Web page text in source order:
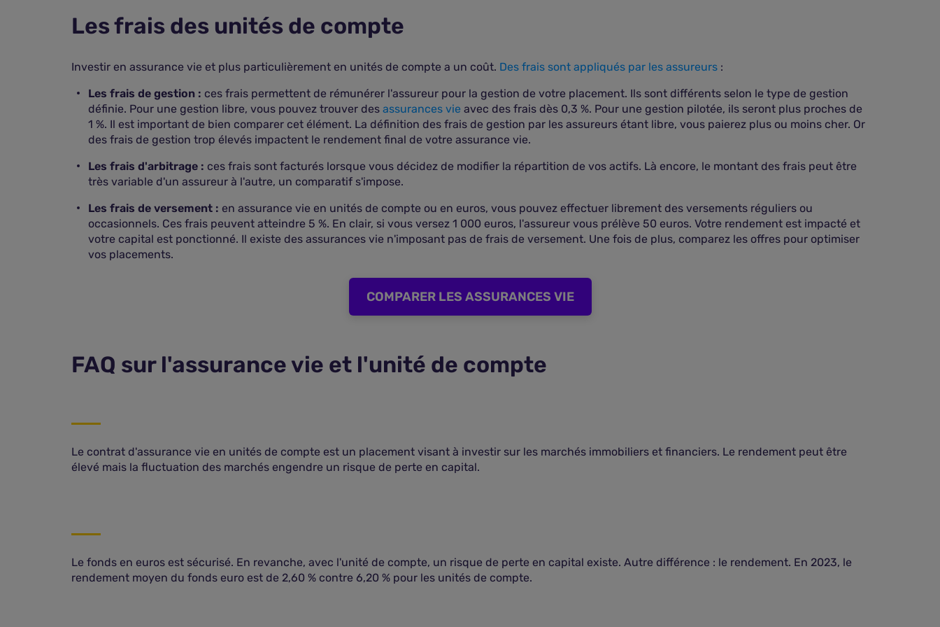
Les frais des unités de compte
Investir en assurance vie et plus particulièrement en unités de compte a un coût. Des frais sont appliqués par les assureurs :
Les frais de gestion : ces frais permettent de rémunérer l'assureur pour la gestion de votre placement. Ils sont différents selon le type de gestion
définie. Pour une gestion libre, vous pouvez trouver des assurances vie avec des frais dès 0,3 %. Pour une gestion pilotée, ils seront plus proches de
1 %. Il est important de bien comparer cet élément. La définition des frais de gestion par les assureurs étant libre, vous paierez plus ou moins cher. Or
des frais de gestion trop élevés impactent le rendement final de votre assurance vie.
Les frais d'arbitrage : ces frais sont facturés lorsque vous décidez de modifier la répartition de vos actifs. Là encore, le montant des frais peut être
très variable d'un assureur à l'autre, un comparatif s'impose.
Les frais de versement : en assurance vie en unités de compte ou en euros, vous pouvez effectuer librement des versements réguliers ou
occasionnels. Ces frais peuvent atteindre 5 %. En clair, si vous versez 1 000 euros, l'assureur vous prélève 50 euros. Votre rendement est impacté et
votre capital est ponctionné. Il existe des assurances vie n'imposant pas de frais de versement. Une fois de plus, comparez les offres pour optimiser
vos placements.
COMPARER LES ASSURANCES VIE
FAQ sur l'assurance vie et l'unité de compte
Le contrat d'assurance vie en unités de compte est un placement visant à investir sur les marchés immobiliers et financiers. Le rendement peut être
élevé mais la fluctuation des marchés engendre un risque de perte en capital.
Le fonds en euros est sécurisé. En revanche, avec l'unité de compte, un risque de perte en capital existe. Autre différence : le rendement. En 2023, le
rendement moyen du fonds euro est de 2,60 % contre 6,20 % pour les unités de compte.